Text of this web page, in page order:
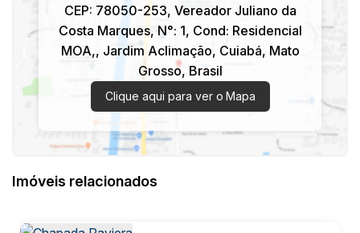
CEP: 78050-253, Vereador Juliano da
Costa Marques, N°: 1, Cond: Residencial
MOA,, Jardim Aclimação, Cuiabá, Mato
Grosso, Brasil
Clique aqui para ver o Mapa
Imóveis relacionados